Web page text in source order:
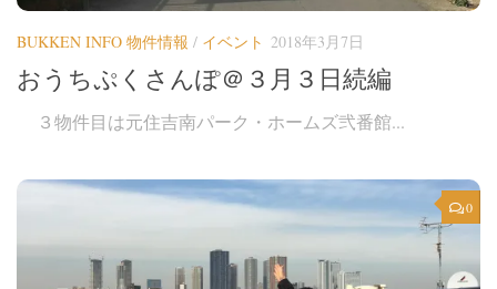
BUKKEN INFO 物件情報 / イベント 2018年3月7日
おうちぷくさんぽ＠３月３日続編
３物件目は元住吉南パーク・ホームズ弐番館...
0